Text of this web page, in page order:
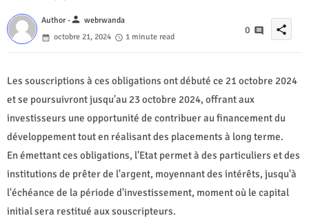
Author -person webrwanda
octobre 21, 2024
1 minute read
0 share
Les souscriptions à ces obligations ont débuté ce 21 octobre 2024
et se poursuivront jusqu'au 23 octobre 2024, offrant aux
investisseurs une opportunité de contribuer au financement du
développement tout en réalisant des placements à long terme.
En émettant ces obligations, l'Etat permet à des particuliers et des
institutions de prêter de l'argent, moyennant des intérêts, jusqu'à
l'échéance de la période d'investissement, moment où le capital
initial sera restitué aux souscripteurs.